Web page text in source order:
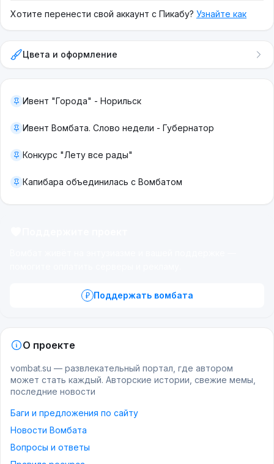
Хотите перенести свой аккаунт с Пикабу? Узнайте как
Цвета и оформление
Ивент "Города" - Норильск
Ивент Вомбата. Слово недели - Губернатор
Конкурс "Лету все рады"
Капибара объединилась с Вомбатом
Поддержать вомбата
О проекте
vombat.su — развлекательный портал, где автором
может стать каждый. Авторские истории, свежие мемы,
последние новости
Баги и предложения по сайту
Новости Вомбата
Вопросы и ответы